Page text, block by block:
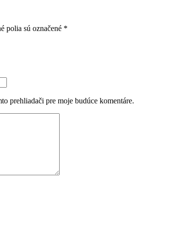
polia sú označené *
prehliadači pre moje budúce komentáre.